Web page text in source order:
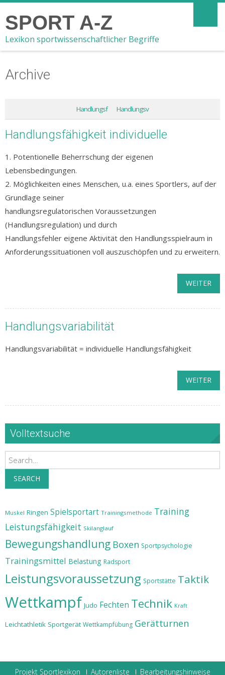
SPORT A-Z
Lexikon sportwissenschaftlicher Begriffe
Archive
Handlungsf Handlungsv
Handlungsfähigkeit individuelle
1. Potentionelle Beherrschung der eigenen
Lebensbedingungen.
2. Möglichkeiten eines Menschen, u.a. eines Sportlers, auf der
Grundlage seiner
handlungsregulatorischen Voraussetzungen
(Handlungsregulation) und durch
Handlungsfehler eigene Aktivität den Handlungsspielraum in
Anforderungssituationen voll auszuschöpfen und zu erweitern.
WEITER
Handlungsvariabilität
Handlungsvariabilität = individuelle Handlungsfähigkeit
WEITER
Volltextsuche
Search
SEARCH
Muskel Ringen Spielsportart Trainingsmethode Training
Leistungsfähigkeit Skilanglauf
Bewegungshandlung Boxen Sportpsychologie
Trainingsmittel Belastung Radsport
Leistungsvoraussetzung Sportstätte Taktik
Wettkampf Judo Fechten Technik Kraft
Leichtathletik Sportgerät Wettkampfübung Gerätturnen
Projekt Sportlexikon Autorenliste Bearbeitungshinweise